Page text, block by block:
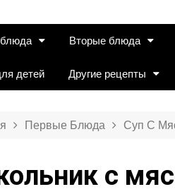
Вторые блюда
детей Другие рецепты
Первые Блюда Суп С
с